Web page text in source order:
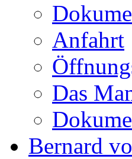
Anfahrt
Das
Bernard